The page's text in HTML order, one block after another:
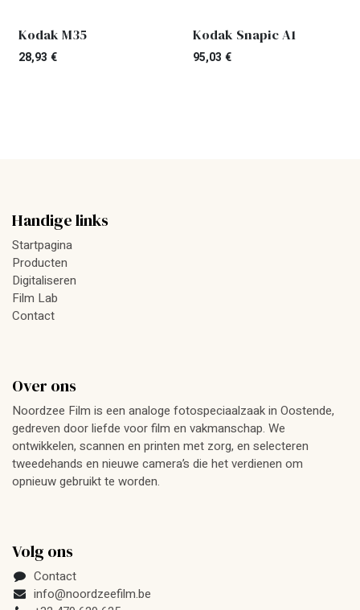
Kodak M35
28,93 € Nieuw!
Kodak Snapic A1
95,03 €
Handige links
Startpagina
Producten
Digitaliseren
Film Lab
Contact
Over ons
Noordzee Film is een analoge fotospeciaalzaak in Oostende,
gedreven door liefde voor film en vakmanschap. We
ontwikkelen, scannen en printen met zorg, en selecteren
tweedehands en nieuwe camera’s die het verdienen om
opnieuw gebruikt te worden.
Volg ons
Contact
info@noordzeefilm.be